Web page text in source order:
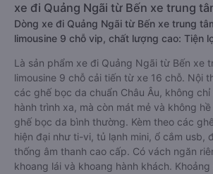
xe đi Quảng Ngãi từ Bến xe trung
Dòng xe đi Quảng Ngãi từ Bến xe trung
limousine 9 chỗ vip, chất lượng cao: Tiện
Là sản phẩm xe đi Quảng Ngãi từ Bến xe
limousine 9 chỗ cải tiến từ xe 16 chỗ. Nội
các ghế bọc da chuẩn Châu Âu, không
hành trình xa, mà còn mát mẻ và không
ghế bọc da bình thường. Kèm theo các
hiện đại như ti-vi, tủ lạnh mini, ổ cắm usb,
thống âm thanh cao cấp. Có vách ngăn
khoang lái và khoang hành khách.